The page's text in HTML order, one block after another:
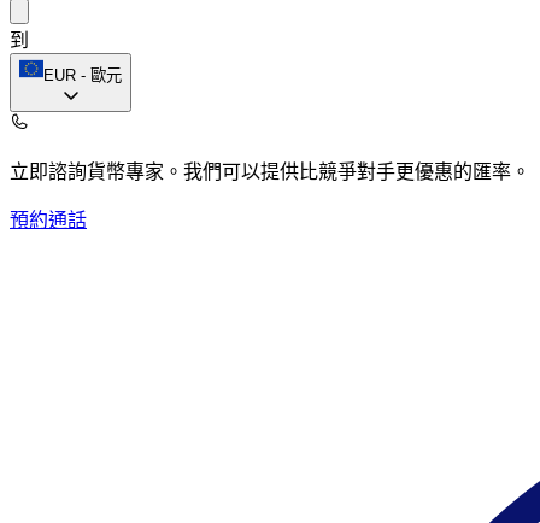
到
EUR - 歐元
立即諮詢貨幣專家。 我們可以提供比競爭對手更優惠的匯率。
預約通話